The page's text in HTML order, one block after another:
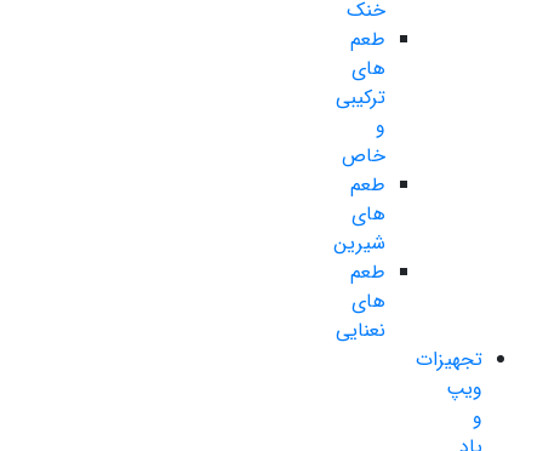
خنک
طعم
های
ترکیبی
و
خاص
طعم
های
شیرین
طعم
های
نعنایی
تجهیزات
ویپ
و